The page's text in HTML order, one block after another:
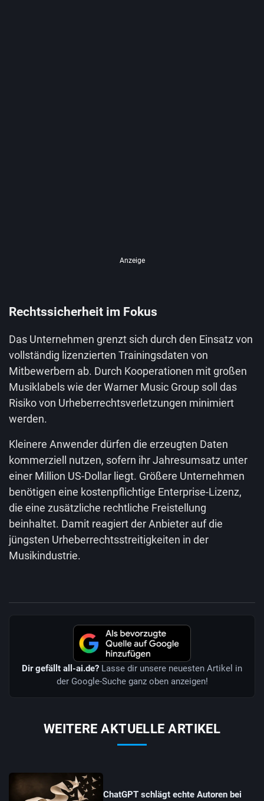
Anzeige
Rechtssicherheit im Fokus
Das Unternehmen grenzt sich durch den Einsatz von
vollständig lizenzierten Trainingsdaten von
Mitbewerbern ab. Durch Kooperationen mit großen
Musiklabels wie der Warner Music Group soll das
Risiko von Urheberrechtsverletzungen minimiert
werden.
Kleinere Anwender dürfen die erzeugten Daten
kommerziell nutzen, sofern ihr Jahresumsatz unter
einer Million US-Dollar liegt. Größere Unternehmen
benötigen eine kostenpflichtige Enterprise-Lizenz,
die eine zusätzliche rechtliche Freistellung
beinhaltet. Damit reagiert der Anbieter auf die
jüngsten Urheberrechtsstreitigkeiten in der
Musikindustrie.
Dir gefällt all-ai.de? Lasse dir unsere neuesten Artikel in
der Google-Suche ganz oben anzeigen!
WEITERE AKTUELLE ARTIKEL
ChatGPT schlägt echte Autoren bei